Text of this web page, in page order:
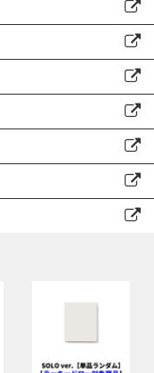
に自動エントリーになり、
ん。
けません｡すでにご購入済み
。
合がございますので、必ず
願いいたします。
て、ご使用されるメールの
受け取りいただけないお客
のメールが受信できるよう
レット含む)が必要となり
への会員登録(無料)は不
が受信できるように、ご利